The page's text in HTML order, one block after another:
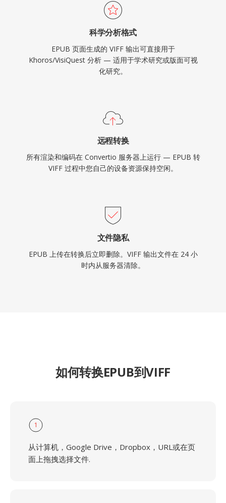
科学分析格式
EPUB 页面生成的 VIFF 输出可直接用于
Khoros/VisiQuest 分析 — 适用于学术研究或版面可视
化研究。
远程转换
所有渲染和编码在 Convertio 服务器上运行 — EPUB 转
VIFF 过程中您自己的设备资源保持空闲。
文件隐私
EPUB 上传在转换后立即删除。VIFF 输出文件在 24 小
时内从服务器清除。
如何转换EPUB到VIFF
1
从计算机，Google Drive，Dropbox，URL或在页
面上拖拽选择文件.